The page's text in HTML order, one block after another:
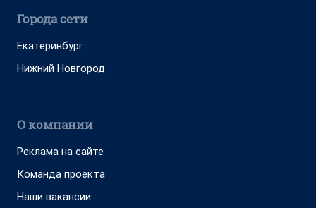
Города сети
Екатеринбург
Нижний Новгород
О компании
Реклама на сайте
Команда проекта
Наши вакансии